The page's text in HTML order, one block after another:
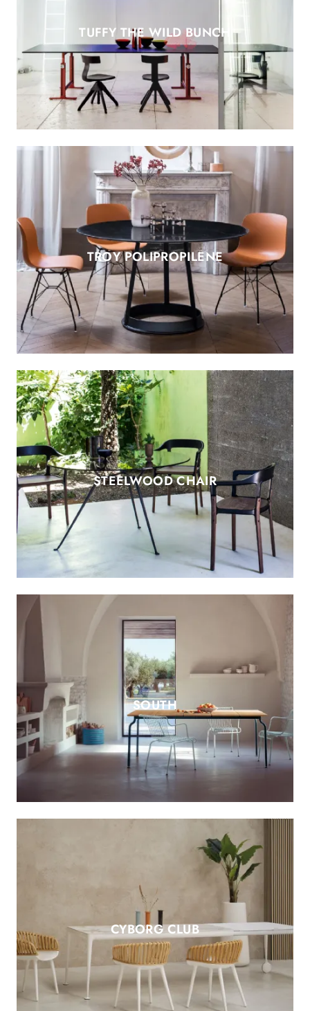
TUFFY THE WILD BUNCH
TROY POLIPROPILENE
STEELWOOD CHAIR
SOUTH
CYBORG CLUB